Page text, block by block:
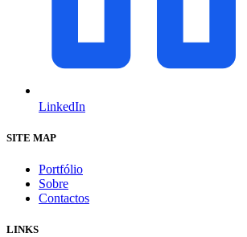
LinkedIn
SITE MAP
Portfólio
Sobre
Contactos
LINKS